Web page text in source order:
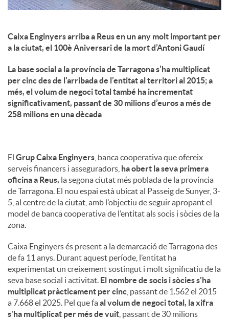
Caixa Enginyers arriba a Reus en un any molt important per
a la ciutat, el 100è Aniversari de la mort d’Antoni Gaudí
La base social a la província de Tarragona s’ha multiplicat
per cinc des de l’arribada de l’entitat al territori al 2015; a
més, el volum de negoci total també ha incrementat
significativament, passant de 30 milions d’euros a més de
258 milions en una dècada
El Grup Caixa Enginyers , banca cooperativa que ofereix
serveis financers i asseguradors, ha obert la seva primera
oficina a Reus, la segona ciutat més poblada de la província
de Tarragona. El nou espai està ubicat al Passeig de Sunyer, 3-
5, al centre de la ciutat, amb l’objectiu de seguir apropant el
model de banca cooperativa de l’entitat als socis i sòcies de la
zona.
Caixa Enginyers és present a la demarcació de Tarragona des
de fa 11 anys. Durant aquest període, l’entitat ha
experimentat un creixement sostingut i molt significatiu de la
seva base social i activitat. El nombre de socis i sòcies s'ha
multiplicat pràcticament per cinc , passant de 1.562 el 2015
a 7.668 el 2025. Pel que faal volum de negoci total, la xifra
s'ha multiplicat per més de vuit , passant de 30 milions